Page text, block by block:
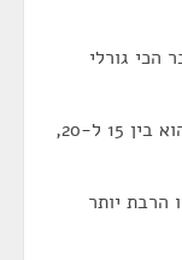
הכי גורלי
אני חושב שבו ועדות שמספר החברים בהן הוא בין 15 ל-20,
הרבת יותר